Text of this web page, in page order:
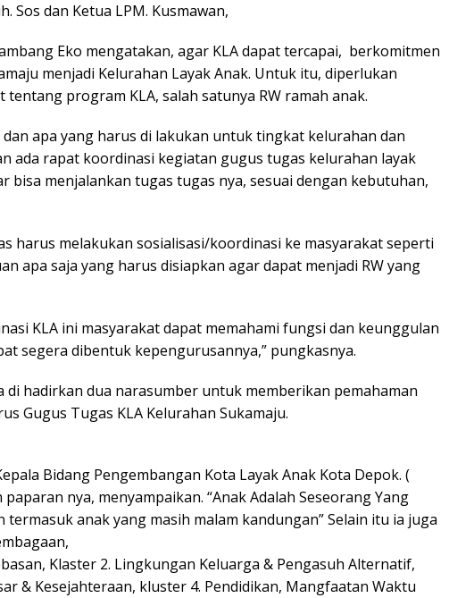
Sos dan Ketua LPM. Kusmawan,
Eko mengatakan, agar KLA dapat tercapai, berkomitmen
menjadi Kelurahan Layak Anak. Untuk itu, diperlukan
tentang program KLA, salah satunya RW ramah anak.
apa yang harus di lakukan untuk tingkat kelurahan dan
ada rapat koordinasi kegiatan gugus tugas kelurahan layak
bisa menjalankan tugas tugas nya, sesuai dengan kebutuhan,
harus melakukan sosialisasi/koordinasi ke masyarakat seperti
apa saja yang harus disiapkan agar dapat menjadi RW yang
KLA ini masyarakat dapat memahami fungsi dan keunggulan
segera dibentuk kepengurusannya,” pungkasnya.
di hadirkan dua narasumber untuk memberikan pemahaman
Gugus Tugas KLA Kelurahan Sukamaju.
Bidang Pengembangan Kota Layak Anak Kota Depok. (
paparan nya, menyampaikan. “Anak Adalah Seseorang Yang
termasuk anak yang masih malam kandungan” Selain itu ia juga
Klaster 2. Lingkungan Keluarga & Pengasuh Alternatif,
& Kesejahteraan, kluster 4. Pendidikan, Mangfaatan Waktu